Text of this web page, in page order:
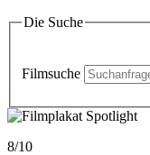
Die Suche
Filmsuche
8/10